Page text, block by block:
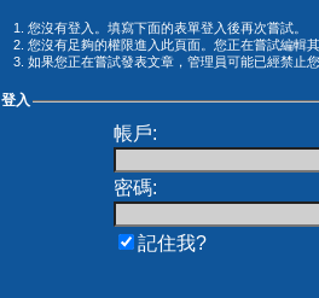
您沒有登入。填寫下面的表單登入後再次嘗試。
您沒有足夠的權限進入此頁面。您正在嘗試編輯
如果您正在嘗試發表文章，管理員可能已經禁止
登入
帳戶:
密碼:
記住我?